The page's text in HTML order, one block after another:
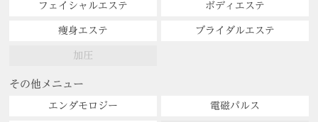
フェイシャルエステ ボディエステ
痩身エステ ブライダルエステ
加圧
その他メニュー
エンダモロジー 電磁パルス